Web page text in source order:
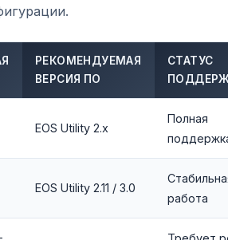
РЕКОМЕНДУЕМАЯ
ВЕРСИЯ ПО
СТАТУС
EOS Utility 2.x
Полная
EOS Utility 2.11 / 3.0
работа